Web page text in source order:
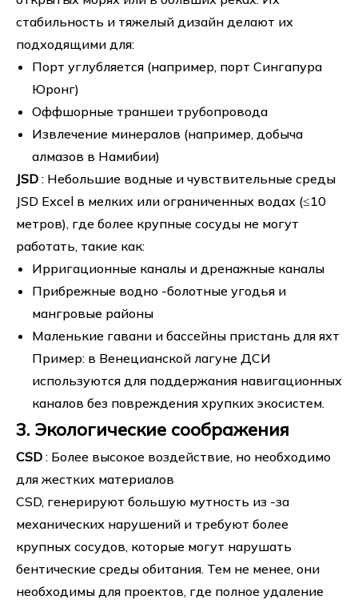
стабильность и тяжелый дизайн делают их
подходящими для:
Порт углубляется (например, порт Сингапура
Юронг)
Оффшорные траншеи трубопровода
Извлечение минералов (например, добыча
алмазов в Намибии)
JSD : Небольшие водные и чувствительные среды
JSD Excel в мелких или ограниченных водах (≤10
метров), где более крупные сосуды не могут
работать, такие как:
Ирригационные каналы и дренажные каналы
Прибрежные водно -болотные угодья и
мангровые районы
Маленькие гавани и бассейны пристань для яхт
Пример: в Венецианской лагуне ДСИ
используются для поддержания навигационных
каналов без повреждения хрупких экосистем.
3. Экологические соображения
CSD : Более высокое воздействие, но необходимо
для жестких материалов
CSD, генерируют большую мутность из -за
механических нарушений и требуют более
крупных сосудов, которые могут нарушать
бентические среды обитания. Тем не менее, они
необходимы для проектов, где полное удаление